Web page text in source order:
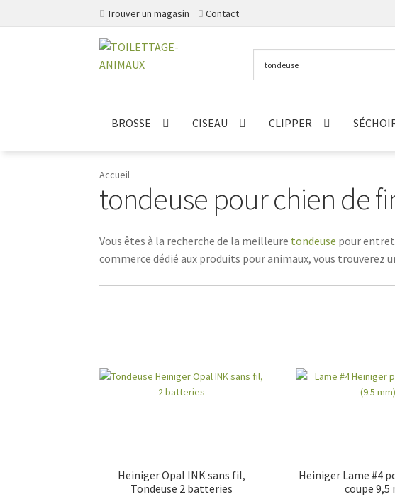
Trouver un magasin Contact
Aller
à
Aller
au
BROSSE CISEAU CLIPPER
Accueil
tondeuse pour chien de
Vous êtes à la recherche de la meilleure tondeuse pour
commerce dédié aux produits pour animaux, vous trouverez
tondeuses de qualité.
Heiniger Opal INK sans fil,
Tondeuse 2 batteries
Heiniger Lame #4
coupe 9,5